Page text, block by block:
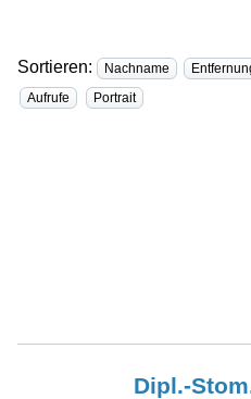
Sortieren: Nachname
Aufrufe
Portrait
Dipl.-